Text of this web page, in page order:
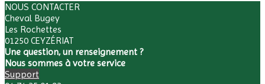
NOUS CONTACTER
Cheval Bugey
Les Rochettes
01250 CEYZÉRIAT
Une question, un renseignement ?
Nous sommes à votre service
Support